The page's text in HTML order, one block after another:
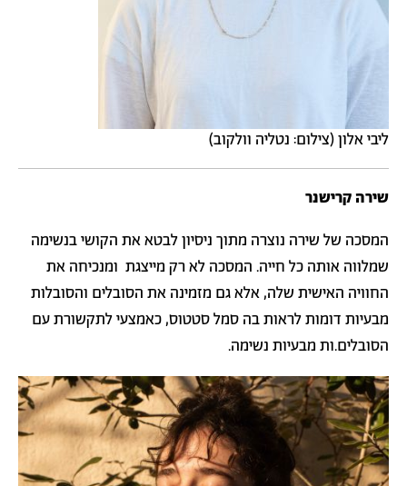
ליבי אלון (צילום: נטליה וולקוב)
שירה קרישנר
המסכה של שירה נוצרה מתוך ניסיון לבטא את הקושי בנשימה
שמלווה אותה כל חייה. המסכה לא רק מייצגת ומנכיחה את
החוויה האישית שלה, אלא גם מזמינה את הסובלים והסובלות
מבעיות דומות לראות בה סמל סטטוס, כאמצעי לתקשורת עם
הסובלים.ות מבעיות נשימה.